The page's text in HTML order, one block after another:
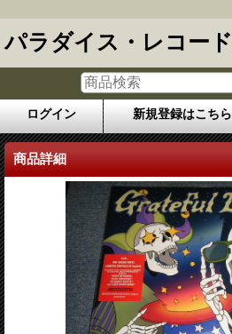
パラダイス・レコード
ログイン 新規登録はこちら
商品詳細